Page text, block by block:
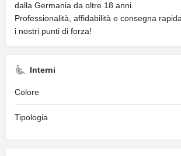
dalla Germania da oltre 18 anni.
Professionalità, affidabilità e consegna
i nostri punti di forza!
Interni
Colore
Tipologia